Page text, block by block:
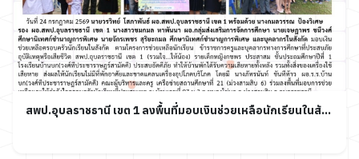
สพป.อุบลราชธานี เขต 1 ลงพื้นที่มอบเงินช่วยเหลือนักเรียนในสั...